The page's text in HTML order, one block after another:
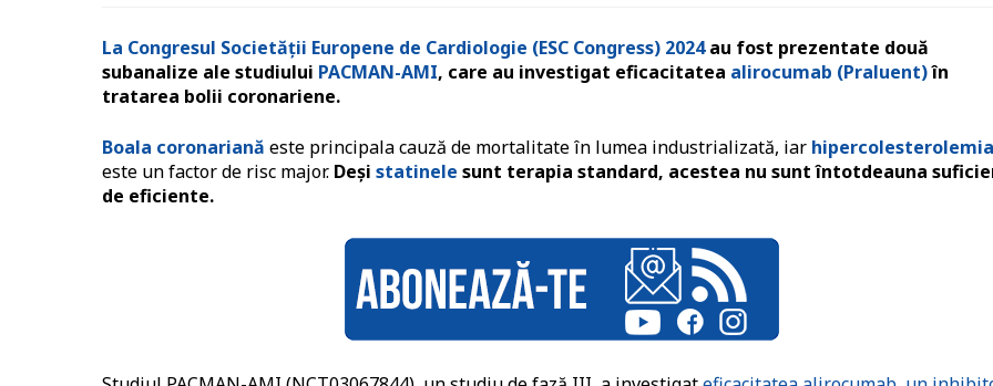
La Congresul Societății Europene de Cardiologie (ESC Congress) 2024au fost prezentate două
subanalize ale studiului PACMAN-AMI, care au investigat eficacitatea alirocumab (Praluent)în
tratarea bolii coronariene.
Boala coronariană este principala cauză de mortalitate în lumea industrializată, iar hipercolesterolemia
este un factor de risc major. Deși statinele sunt terapia standard, acestea nu sunt întotdeauna
de eficiente.